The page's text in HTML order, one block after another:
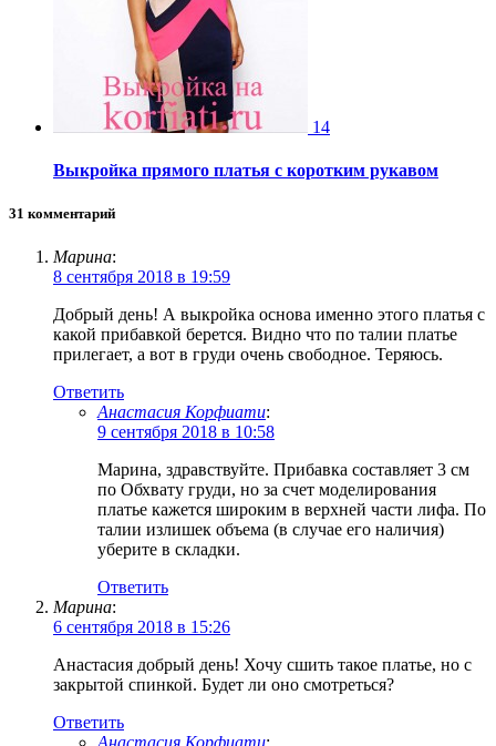
14
Выкройка прямого платья с коротким рукавом
31 комментарий
Марина:
8 сентября 2018 в 19:59
Добрый день! А выкройка основа именно этого платья с
какой прибавкой берется. Видно что по талии платье
прилегает, а вот в груди очень свободное. Теряюсь.
Ответить
Анастасия Корфиати:
9 сентября 2018 в 10:58
Марина, здравствуйте. Прибавка составляет 3 см
по Обхвату груди, но за счет моделирования
платье кажется широким в верхней части лифа. По
талии излишек объема (в случае его наличия)
уберите в складки.
Ответить
Марина:
6 сентября 2018 в 15:26
Анастасия добрый день! Хочу сшить такое платье, но с
закрытой спинкой. Будет ли оно смотреться?
Ответить